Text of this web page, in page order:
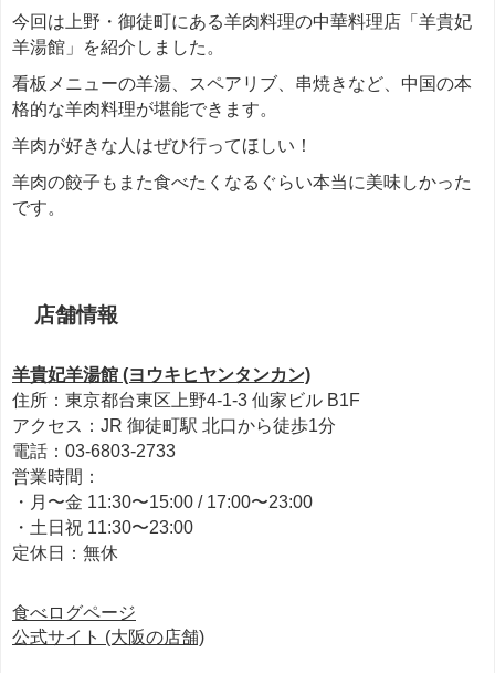
今回は上野・御徒町にある羊肉料理の中華料理店「羊貴妃
羊湯館」を紹介しました。
看板メニューの羊湯、スペアリブ、串焼きなど、中国の本
格的な羊肉料理が堪能できます。
羊肉が好きな人はぜひ行ってほしい！
羊肉の餃子もまた食べたくなるぐらい本当に美味しかった
です。
店舗情報
羊貴妃羊湯館 (ヨウキヒヤンタンカン)
住所：東京都台東区上野4-1-3 仙家ビル B1F
アクセス：JR 御徒町駅 北口から徒歩1分
電話：03-6803-2733
営業時間：
・月〜金 11:30〜15:00 / 17:00〜23:00
・土日祝 11:30〜23:00
定休日：無休
食べログページ
公式サイト (大阪の店舗)